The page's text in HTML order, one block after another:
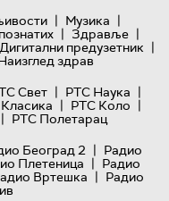
| Музика |
| Здравље |
Дигитални предузетник |
здрав
Свет | РТС Наука |
| РТС Коло |
| РТС Полетарац
Београд 2 | Радио
Плетеница | Радио
Вртешка | Радио